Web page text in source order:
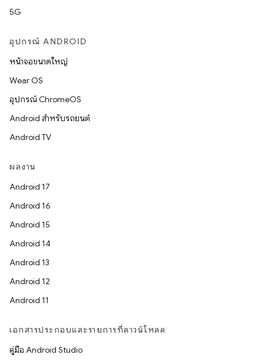
5G
อุปกรณ์ ANDROID
หน้าจอขนาดใหญ่
Wear OS
อุปกรณ์ ChromeOS
Android สำหรับรถยนต์
Android TV
ผลงาน
Android 17
Android 16
Android 15
Android 14
Android 13
Android 12
Android 11
เอกสารประกอบและรายการที่ดาวน์โหลด
คู่มือ Android Studio